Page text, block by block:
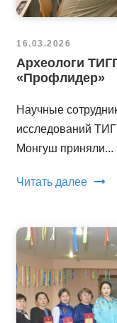
16.03.2026
Археологи
«Профлидер»
Научные
исследований
Монгуш приняли...
Читать далее